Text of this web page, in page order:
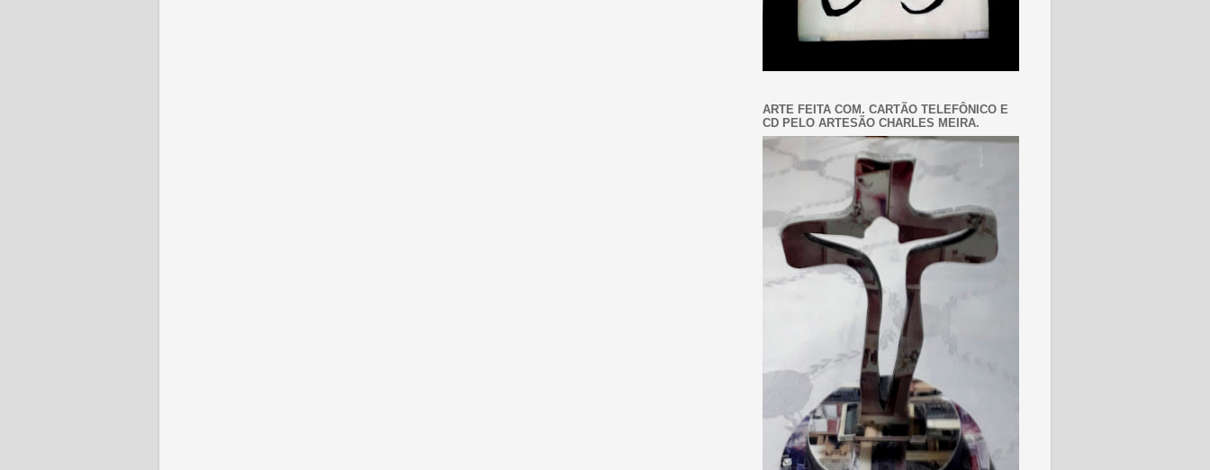
ARTE FEITA COM. CARTÃO TELEFÔNICO E
CD PELO ARTESÃO CHARLES MEIRA.